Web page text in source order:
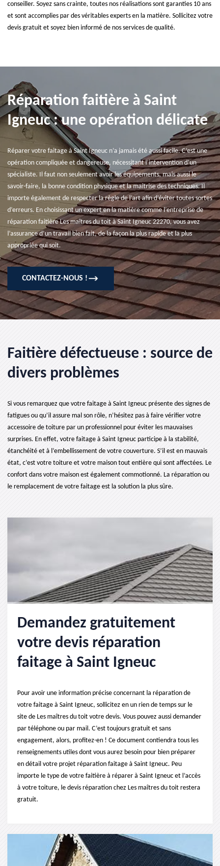
conseiller. Soyez sans crainte, toutes nos réalisations sont garanties 10 ans
et sont accomplies par des véritables experts en la matière. Sollicitez votre
devis gratuit et soyez bien informé de nos services de qualité.
Réparation faitière à Saint
Igneuc : une opération délicate
Réparer votre faitage à Saint Igneuc n’a jamais été aussi facile. C’est une
opération compliquée et dangereuse, nécessitant l’intervention d’un
spécialiste. Il faut non seulement avoir les équipements, mais aussi le
savoir-faire, la bonne condition physique et la maitrise des techniques. Il
importe également de respecter la règle de l’art afin d’éviter toutes sortes
d’erreurs. En choisissant un expert en la matière comme l’entreprise de
réparation faitière Les maîtres du toit à Saint Igneuc 22270, vous avez
l’assurance d’un travail bien fait, de la façon la plus rapide et la plus
appropriée qui soit.
CONTACTEZ-NOUS !
Faitière défectueuse : source de
divers problèmes
Si vous remarquez que votre faitage à Saint Igneuc présente des signes de
fatigues ou qu’il assure mal son rôle, n’hésitez pas à faire vérifier votre
accessoire de toiture par un professionnel pour éviter les mauvaises
surprises. En effet, votre faitage à Saint Igneuc participe à la stabilité,
étanchéité et à l’embellissement de votre couverture. S’il est en mauvais
état, c’est votre toiture et votre maison tout entière qui sont affectées. Le
confort dans votre maison est également commotionné. La réparation ou
le remplacement de votre faitage est la solution la plus sûre.
Demandez gratuitement
votre devis réparation
faitage à Saint Igneuc
Pour avoir une information précise concernant la réparation de
votre faitage à Saint Igneuc, sollicitez en un rien de temps sur le
site de Les maîtres du toit votre devis. Vous pouvez aussi demander
par téléphone ou par mail. C’est toujours gratuit et sans
engagement, alors, profitez-en ! Ce document contiendra tous les
renseignements utiles dont vous aurez besoin pour bien préparer
en détail votre projet réparation faitage à Saint Igneuc. Peu
importe le type de votre faitière à réparer à Saint Igneuc et l’accès
à votre toiture, le devis réparation chez Les maîtres du toit restera
gratuit.